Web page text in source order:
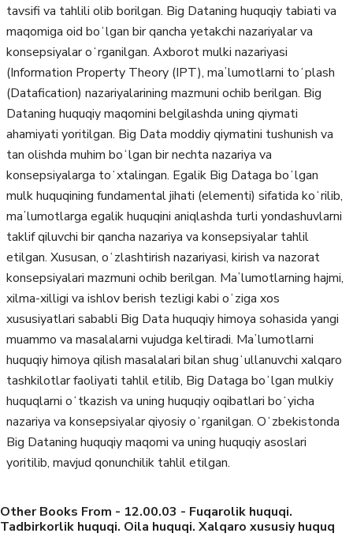
tavsifi va tahlili olib borilgan. Big Dataning huquqiy tabiati va
maqomiga oid boʻlgan bir qancha yetakchi nazariyalar va
konsepsiyalar oʻrganilgan. Axborot mulki nazariyasi
(Information Property Theory (IPT), maʼlumotlarni toʻplash
(Datafication) nazariyalarining mazmuni ochib berilgan. Big
Dataning huquqiy maqomini belgilashda uning qiymati
ahamiyati yoritilgan. Big Data moddiy qiymatini tushunish va
tan olishda muhim boʻlgan bir nechta nazariya va
konsepsiyalarga toʻxtalingan. Egalik Big Dataga boʻlgan
mulk huquqining fundamental jihati (elementi) sifatida koʻrilib,
maʼlumotlarga egalik huquqini aniqlashda turli yondashuvlarni
taklif qiluvchi bir qancha nazariya va konsepsiyalar tahlil
etilgan. Xususan, oʻzlashtirish nazariyasi, kirish va nazorat
konsepsiyalari mazmuni ochib berilgan. Maʼlumotlarning hajmi,
xilma-xilligi va ishlov berish tezligi kabi oʻziga xos
xususiyatlari sababli Big Data huquqiy himoya sohasida yangi
muammo va masalalarni vujudga keltiradi. Maʼlumotlarni
huquqiy himoya qilish masalalari bilan shugʻullanuvchi xalqaro
tashkilotlar faoliyati tahlil etilib, Big Dataga boʻlgan mulkiy
huquqlarni oʻtkazish va uning huquqiy oqibatlari boʻyicha
nazariya va konsepsiyalar qiyosiy oʻrganilgan. Oʻzbekistonda
Big Dataning huquqiy maqomi va uning huquqiy asoslari
yoritilib, mavjud qonunchilik tahlil etilgan.
Other Books From - 12.00.03 - Fuqarolik huquqi.
Tadbirkorlik huquqi. Oila huquqi. Xalqaro xususiy huquq